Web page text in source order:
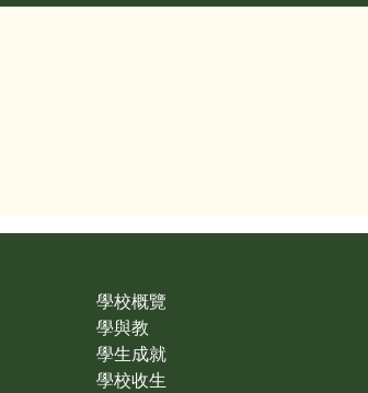
學校概覽
學與教
學生成就
學校收生